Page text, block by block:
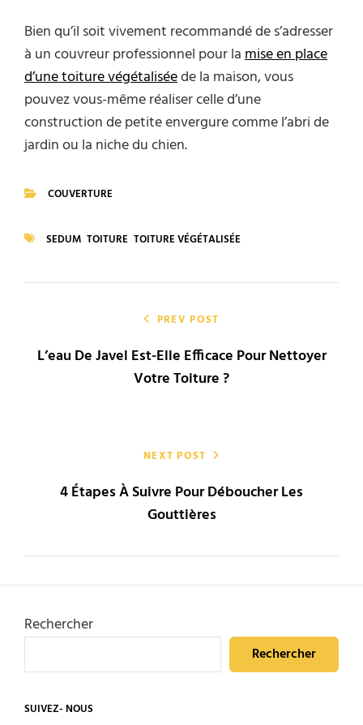
Bien qu’il soit vivement recommandé de s’adresser
à un couvreur professionnel pour lamise en place
d’une toiture végétaliséede la maison, vous
pouvez vous-même réaliser celle d’une
construction de petite envergure comme l’abri de
jardin ou la niche du chien.
COUVERTURE
SEDUM TOITURE TOITURE VÉGÉTALISÉE
l’article
PREV POST
L’eau De Javel Est-Elle Efficace Pour Nettoyer
Votre Toiture ?
NEXT POST
4 Étapes À Suivre Pour Déboucher Les
Gouttières
Rechercher
Rechercher
SUIVEZ- NOUS